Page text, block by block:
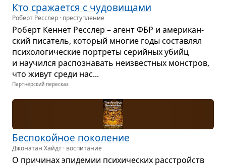
Кто сра­жа­ется с чудо­ви­щами
Роберт Ресслер · преступление
Роберт Кен­нет Рес­слер – агент ФБР и аме­ри­кан­
ский писа­тель, кото­рый мно­гие годы состав­лял
пси­хо­ло­ги­че­ские пор­треты серий­ных убийц
и научился рас­по­зна­вать неиз­вест­ных мон­стров,
что живут среди нас...
Партнёрский пересказ
Бес­по­койное поко­ле­ние
Джонатан Хайдт · воспитание
О при­чи­нах эпи­де­мии пси­хи­че­ских рас­стройств